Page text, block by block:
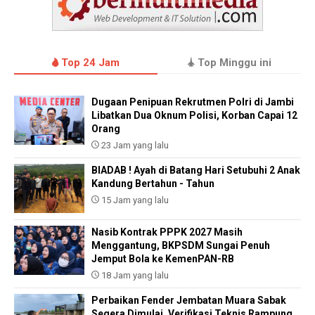
Top 24 Jam Top Minggu ini
Dugaan Penipuan Rekrutmen Polri di Jambi
Libatkan Dua Oknum Polisi, Korban Capai 12
Orang
23 Jam yang lalu
BIADAB ! Ayah di Batang Hari Setubuhi 2 Anak
Kandung Bertahun - Tahun
15 Jam yang lalu
Nasib Kontrak PPPK 2027 Masih
Menggantung, BKPSDM Sungai Penuh
Jemput Bola ke KemenPAN-RB
18 Jam yang lalu
Perbaikan Fender Jembatan Muara Sabak